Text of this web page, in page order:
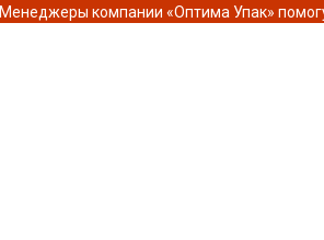
Менеджеры компании «Оптима Упак»